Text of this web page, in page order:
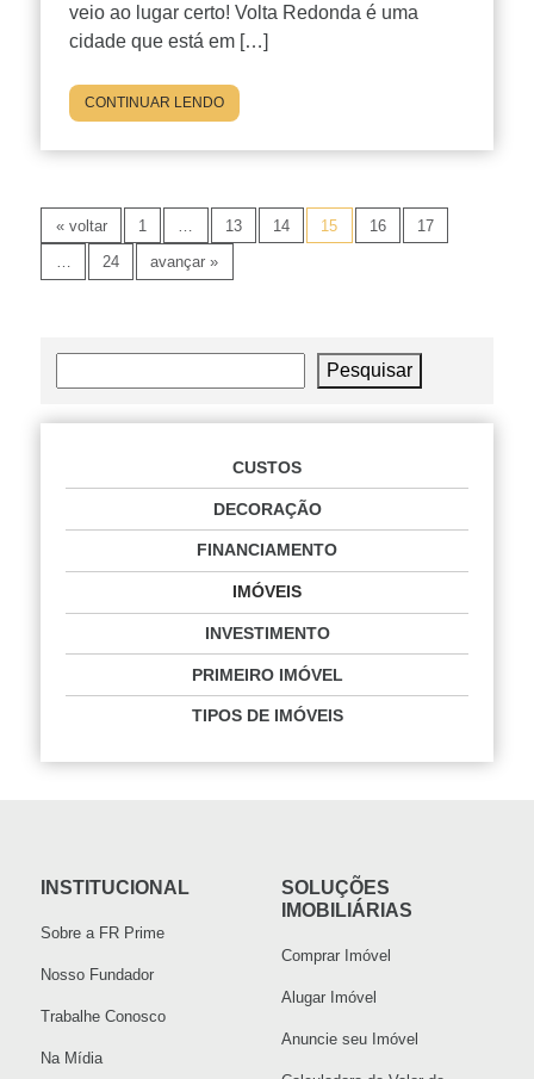
veio ao lugar certo! Volta Redonda é uma
cidade que está em […]
CONTINUAR LENDO
« voltar 1 13 14 15 16 17
… 24 avançar »
Pesquisar
CUSTOS
DECORAÇÃO
FINANCIAMENTO
IMÓVEIS
INVESTIMENTO
PRIMEIRO IMÓVEL
TIPOS DE IMÓVEIS
INSTITUCIONAL
Sobre a FR Prime
Nosso Fundador
Trabalhe Conosco
Na Mídia
SOLUÇÕES
IMOBILIÁRIAS
Comprar Imóvel
Alugar Imóvel
Anuncie seu Imóvel